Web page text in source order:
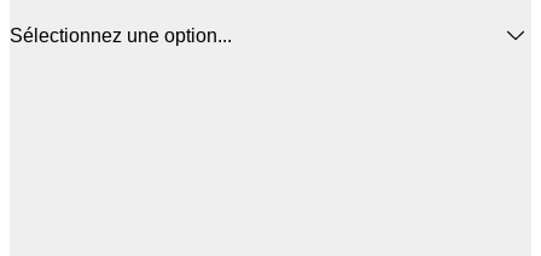
Sélectionnez une option...